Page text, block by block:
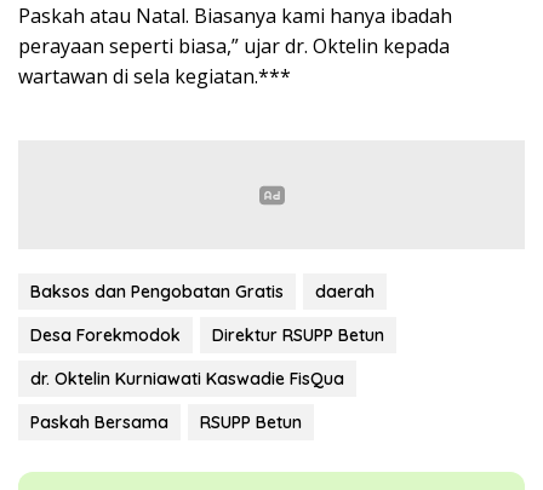
Paskah atau Natal. Biasanya kami hanya ibadah
perayaan seperti biasa,” ujar dr. Oktelin kepada
wartawan di sela kegiatan.***
Baksos dan Pengobatan Gratis
daerah
Desa Forekmodok
Direktur RSUPP Betun
dr. Oktelin Kurniawati Kaswadie FisQua
Paskah Bersama
RSUPP Betun